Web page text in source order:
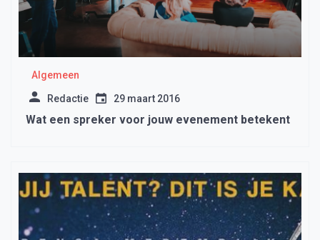
Algemeen
Redactie 29 maart 2016
Wat een spreker voor jouw evenement betekent